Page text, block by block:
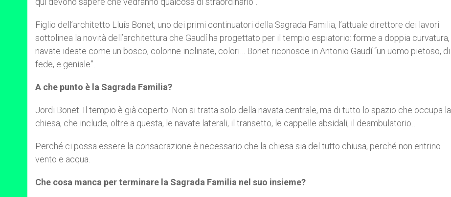
Figlio dell’architetto Lluís Bonet, uno dei primi continuatori della Sagrada Familia, l’attuale direttore dei lavori
sottolinea la novità dell’architettura che Gaudí ha progettato per il tempio espiatorio: forme a doppia curvatura,
navate ideate come un bosco, colonne inclinate, colori… Bonet riconosce in Antonio Gaudí “un uomo pietoso, di
fede, e geniale”.
A che punto è la Sagrada Familia?
Jordi Bonet: Il tempio è già coperto. Non si tratta solo della navata centrale, ma di tutto lo spazio che occupa la
chiesa, che include, oltre a questa, le navate laterali, il transetto, le cappelle absidali, il deambulatorio…
Perché ci possa essere la consacrazione è necessario che la chiesa sia del tutto chiusa, perché non entrino
vento e acqua.
Che cosa manca per terminare la Sagrada Familia nel suo insieme?